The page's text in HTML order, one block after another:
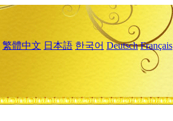
繁體中文 日本語 한국어 Deutsch Français